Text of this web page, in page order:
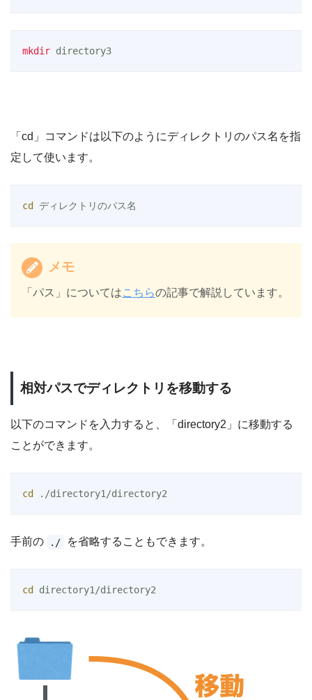
mkdir directory3
「cd」コマンドは以下のようにディレクトリのパス名を指
定して使います。
cd ディレクトリのパス名
メモ
「パス」についてはこちらの記事で解説しています。
相対パスでディレクトリを移動する
以下のコマンドを入力すると、「directory2」に移動する
ことができます。
cd ./directory1/directory2
手前の ./ を省略することもできます。
cd directory1/directory2